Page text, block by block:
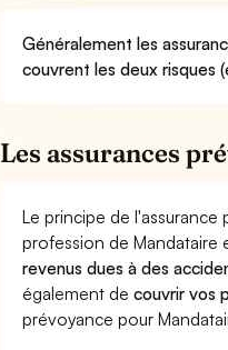
Généralement les
couvrent les deux risques
Les assurances
Le principe de
profession de
revenus dues à des
également decouvrir vos
prévoyance pour